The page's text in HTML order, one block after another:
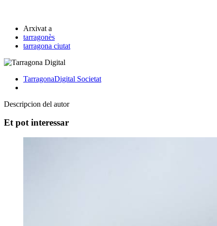
Arxivat a
tarragonès
tarragona ciutat
TarragonaDigital Societat
Descripcion del autor
Et pot interessar